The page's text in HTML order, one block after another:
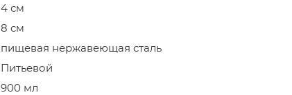
4 см
8 см
пищевая нержавеющая сталь
Питьевой
900 мл